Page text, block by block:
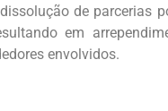
de parcerias
em
envolvidos.